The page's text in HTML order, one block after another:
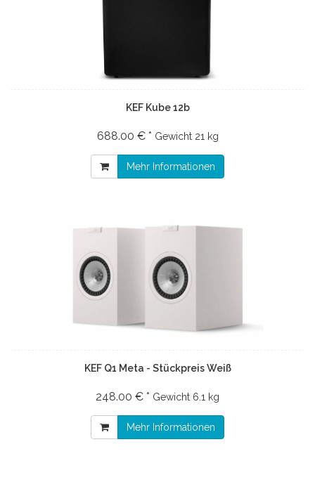
KEF Kube 12b
688.00 € * Gewicht 21 kg
Mehr Informationen
KEF Q1 Meta - Stückpreis Weiß
248.00 € * Gewicht 6.1 kg
Mehr Informationen